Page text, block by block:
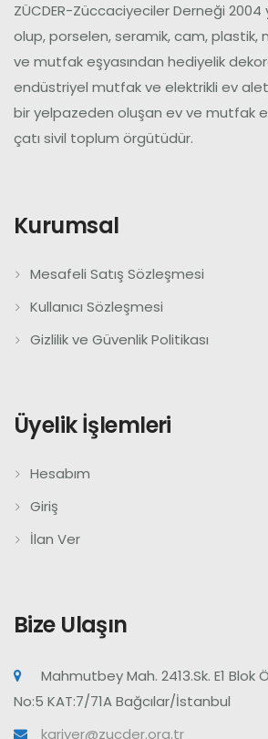
ZÜCDER-Züccaciyeciler Derneği 2004
olup, porselen, seramik, cam, plastik,
ve mutfak eşyasından hediyelik
endüstriyel mutfak ve elektrikli ev
bir yelpazeden oluşan ev ve mutfak
çatı sivil toplum örgütüdür.
Kurumsal
Mesafeli Satış Sözleşmesi
Kullanıcı Sözleşmesi
Gizlilik ve Güvenlik Politikası
Üyelik İşlemleri
Hesabım
Giriş
İlan Ver
Bize Ulaşın
Mahmutbey Mah. 2413.Sk. E1 Blok
No:5 KAT:7/71A Bağcılar/İstanbul
kariyer@zucder.org.tr